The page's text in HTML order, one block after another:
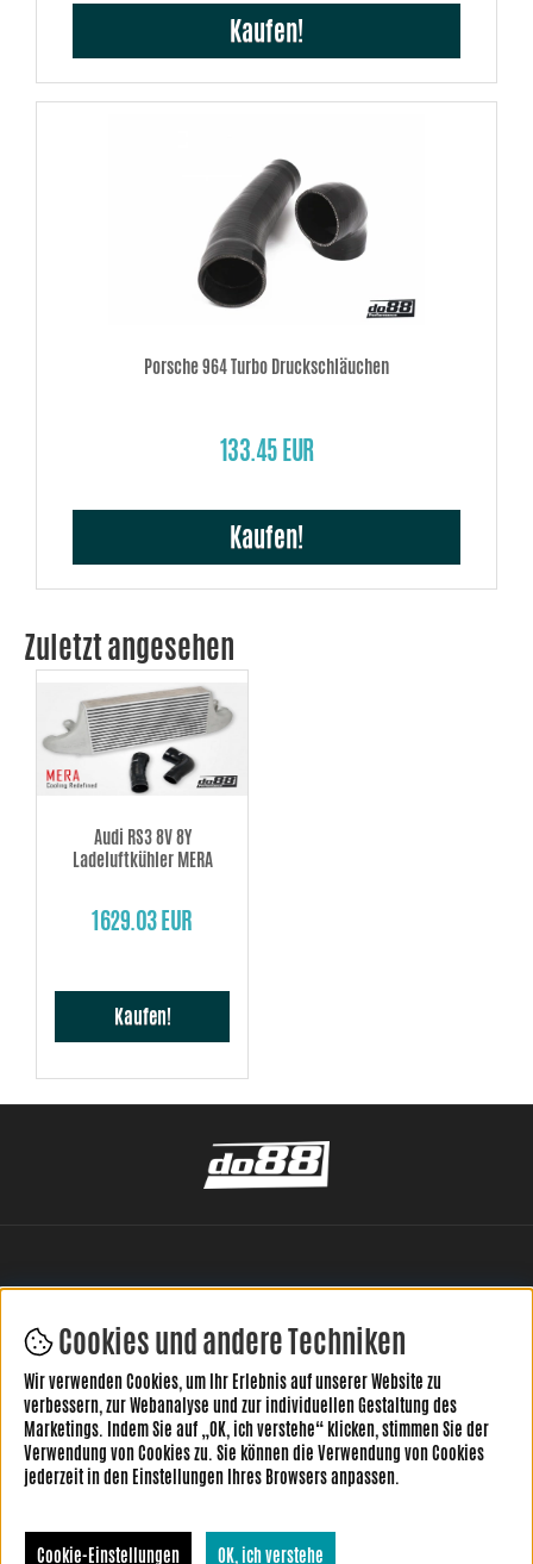
Kaufen!
Porsche 964 Turbo Druckschläuchen
133.45 EUR
Kaufen!
Zuletzt angesehen
Audi RS3 8V 8Y
Ladeluftkühler MERA
1629.03 EUR
Kaufen!
HINTERLASSE DEINE BEWERTUNG HIER
Cookies und andere Techniken
Wir verwenden Cookies, um Ihr Erlebnis auf unserer Website zu
verbessern, zur Webanalyse und zur individuellen Gestaltung des
Marketings. Indem Sie auf „OK, ich verstehe“ klicken, stimmen Sie der
Verwendung von Cookies zu. Sie können die Verwendung von Cookies
jederzeit in den Einstellungen Ihres Browsers anpassen.
Cookie-Einstellungen OK, ich verstehe